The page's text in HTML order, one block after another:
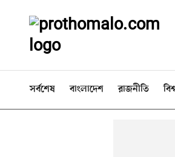
সর্বশেষ বাংলাদেশ রাজনীতি